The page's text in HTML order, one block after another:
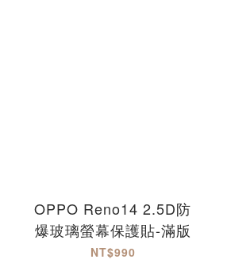
OPPO Reno14 2.5D防
爆玻璃螢幕保護貼-滿版
NT$990